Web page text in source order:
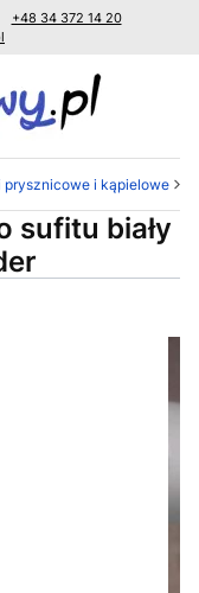
+48 34 372 14 20
prysznicowe i kąpielowe
sufitu biały